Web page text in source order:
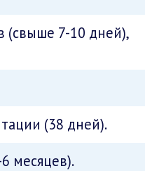
(свыше 7-10 дней),
(38 дней).
месяцев).